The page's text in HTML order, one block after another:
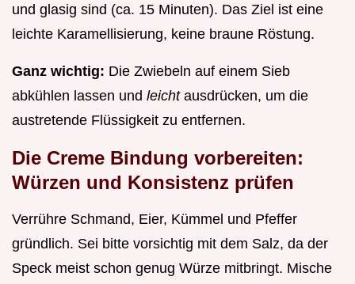
und glasig sind (ca. 15 Minuten). Das Ziel ist eine
leichte Karamellisierung, keine braune Röstung.
Ganz wichtig: Die Zwiebeln auf einem Sieb
abkühlen lassen und leicht ausdrücken, um die
austretende Flüssigkeit zu entfernen.
Die Creme Bindung vorbereiten:
Würzen und Konsistenz prüfen
Verrühre Schmand, Eier, Kümmel und Pfeffer
gründlich. Sei bitte vorsichtig mit dem Salz, da der
Speck meist schon genug Würze mitbringt. Mische